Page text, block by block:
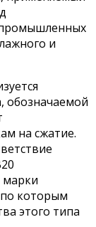
и
обозначаемой
на сжатие.
марки
по которым
этого типа